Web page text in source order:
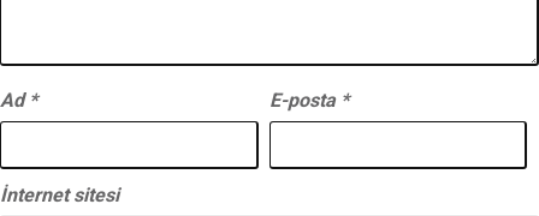
Ad * E-posta *
İnternet sitesi